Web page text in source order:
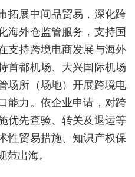
拓展中间品贸易，深化跨
海外仓监管服务，支持国
支持跨境电商发展与海外
首都机场、大兴国际机场
场所（场地）开展跨境电
能力。依企业申请，对跨
优先查验、转关及退运等
性贸易措施、知识产权保
出海。